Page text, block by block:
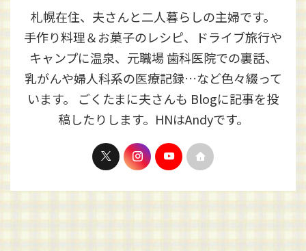
札幌在住、夫さんと二人暮らしの主婦です。
手作り料理＆お菓子のレシピ、ドライブ旅行や
キャンプに温泉、元職場 歯科医院での裏話、
乳がんや婦人科系の医療記録…など色々綴って
います。 ごくたまに夫さんも Blogに記事を投
稿したりします。HNはAndyです。